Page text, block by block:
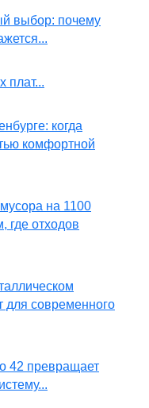
выбор: почему
плат...
когда
комфортной
на 1100
где отходов
для современного
42 превращает